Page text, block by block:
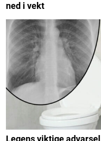
ned i vekt
Legens viktige